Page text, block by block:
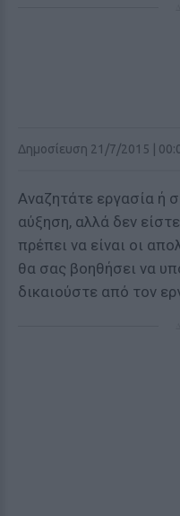
Δημοσίευση 21/7/2015 |
Αναζητάτε εργασία ή
αύξηση, αλλά δεν
πρέπει να είναι οι
θα σας βοηθήσει να
δικαιούστε από τον